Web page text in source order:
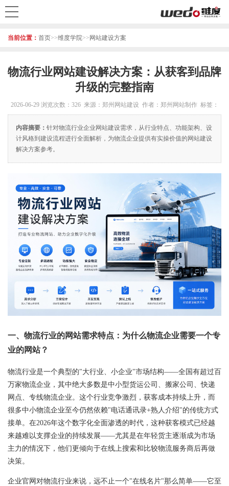
当前位置： 首页>>维度学院>> 网站建设方案
物流行业网站建设解决方案：从获客到品牌
升级的完整指南
2026-06-29浏览次数：326 来源：郑州网站建设 作者：郑州网站制作 标签：
内容摘要： 针对物流行业企业网站建设需求，从行业特点、功能架构、设
计风格到建设流程进行全面解析，为物流企业提供有实操价值的网站建设
解决方案参考。
一、物流行业的网站需求特点：为什么物流企业需要一个专
业的网站？
物流行业是一个典型的"大行业、小企业"市场结构——全国有超过百
万家物流企业，其中绝大多数是中小型货运公司、搬家公司、快递
网点、专线物流企业。这个行业竞争激烈，获客成本持续上升，而
很多中小物流企业至今仍然依赖"电话通讯录+熟人介绍"的传统方式
接单。在2026年这个数字化全面渗透的时代，这种获客模式已经越
来越难以支撑企业的持续发展——尤其是在年轻货主逐渐成为市场
主力的情况下，他们更倾向于在线上搜索和比较物流服务商后再做
决策。
企业官网对物流行业来说，远不止一个"在线名片"那么简单——它至